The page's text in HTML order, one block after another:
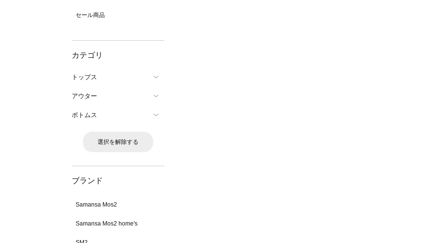
セール商品
カテゴリ
トップス
アウター
ボトムス
選択を解除する
ブランド
Samansa Mos2
Samansa Mos2 home's